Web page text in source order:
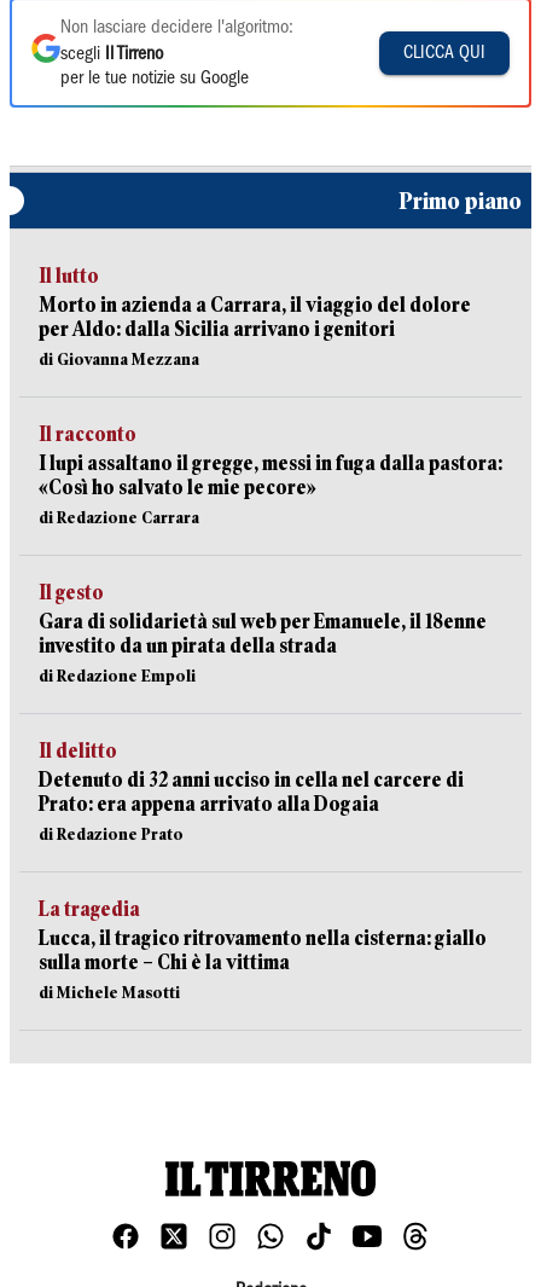
Non lasciare decidere l'algoritmo:
scegli
Il Tirreno
per le tue notizie su Google
CLICCA QUI
Primo piano
Il lutto
Morto in azienda a Carrara, il viaggio del dolore
per Aldo: dalla Sicilia arrivano i genitori
di Giovanna Mezzana
Il racconto
I lupi assaltano il gregge, messi in fuga dalla pastora:
«Così ho salvato le mie pecore»
di Redazione Carrara
Il gesto
Gara di solidarietà sul web per Emanuele, il 18enne
investito da un pirata della strada
di Redazione Empoli
Il delitto
Detenuto di 32 anni ucciso in cella nel carcere di
Prato: era appena arrivato alla Dogaia
di Redazione Prato
La tragedia
Lucca, il tragico ritrovamento nella cisterna: giallo
sulla morte – Chi è la vittima
di Michele Masotti